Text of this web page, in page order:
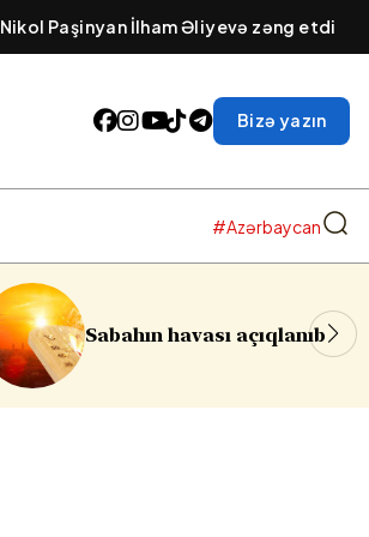
Nikol Paşinyan İlham Əliyevə zəng etdi
Bizə yazın
#Azərbaycan
Sumqayıtda
soyğunçuluq edilib